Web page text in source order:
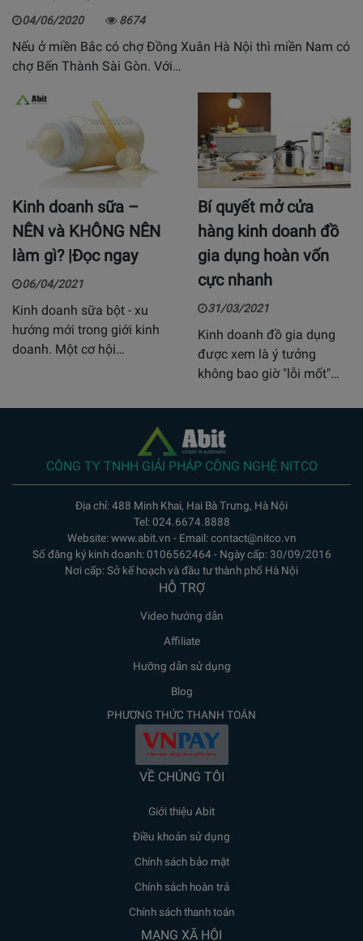
04/06/2020 8674
Nếu ở miền Bắc có chợ Đồng Xuân Hà Nội thì miền Nam có
chợ Bến Thành Sài Gòn. Với…
Kinh doanh sữa –
NÊN và KHÔNG NÊN
làm gì? |Đọc ngay
06/04/2021
Kinh doanh sữa bột - xu
hướng mới trong giới kinh
doanh. Một cơ hội…
Bí quyết mở cửa
hàng kinh doanh đồ
gia dụng hoàn vốn
cực nhanh
31/03/2021
Kinh doanh đồ gia dụng
được xem là ý tưởng
không bao giờ "lỗi mốt"…
CÔNG TY TNHH GIẢI PHÁP CÔNG NGHỆ NITCO
Địa chỉ: 488 Minh Khai, Hai Bà Trưng, Hà Nội
Tel: 024.6674.8888
Website: www.abit.vn - Email: contact@nitco.vn
Số đăng ký kinh doanh: 0106562464 - Ngày cấp: 30/09/2016
Nơi cấp: Sở kế hoạch và đầu tư thành phố Hà Nội
HỖ TRỢ
Video hướng dẫn
Affiliate
Hưỡng dẫn sử dụng
Blog
PHƯƠNG THỨC THANH TOÁN
VỀ CHÚNG TÔI
Giới thiệu Abit
Điều khoản sử dụng
Chính sách bảo mật
Chính sách hoàn trả
Chính sách thanh toán
MẠNG XÃ HỘI